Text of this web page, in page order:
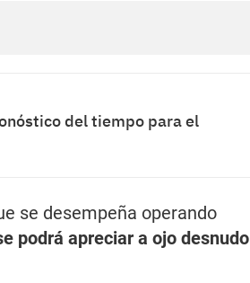
del tiempo para el
se desempeña operando
podrá apreciar a ojo desnudo